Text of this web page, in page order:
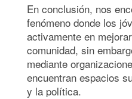
En conclusión, nos
fenómeno donde los
activamente en
comunidad, sin
mediante
encuentran espacios
y la política.